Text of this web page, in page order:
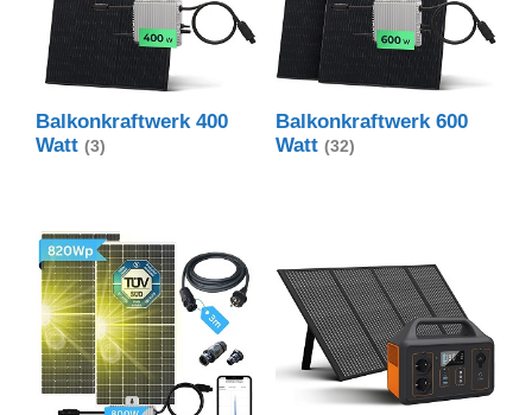
Balkonkraftwerk 400
Watt (3)
Balkonkraftwerk 600
Watt (32)